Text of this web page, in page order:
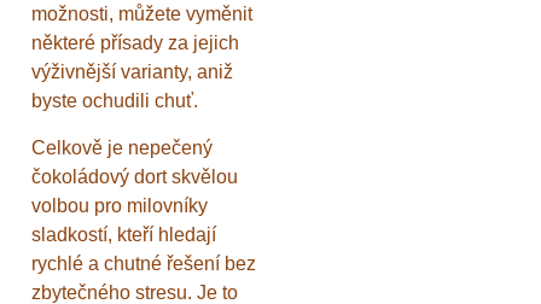
možnosti, můžete vyměnit
některé přísady za jejich
výživnější varianty, aniž
byste ochudili chuť.
Celkově je nepečený
čokoládový dort skvělou
volbou pro milovníky
sladkostí, kteří hledají
rychlé a chutné řešení bez
zbytečného stresu. Je to